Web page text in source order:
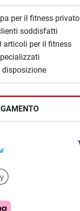
per il fitness privato
soddisfatti
articoli per il fitness